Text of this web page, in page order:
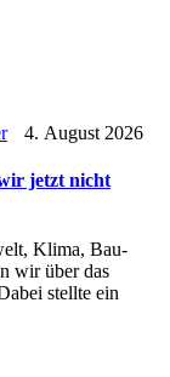
4. August 2026
jetzt nicht
Klima, Bau-
wir über das
stellte ein